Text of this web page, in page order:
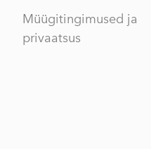
Müügitingimused ja
privaatsus